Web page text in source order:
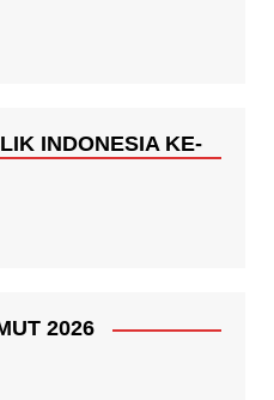
INDONESIA KE-
2026